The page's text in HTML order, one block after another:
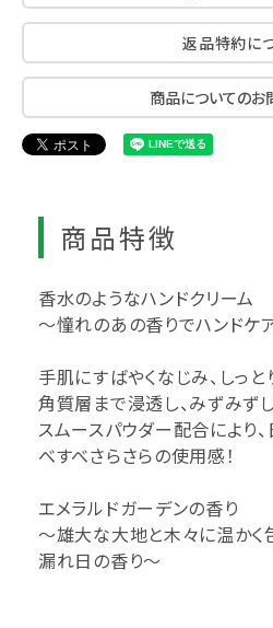
返品特約に
商品についてのお
商品特徴
香水のようなハンドクリーム
～憧れのあの香りでハンドケ
手肌にすばやくなじみ、しっと
角質層まで浸透し、みずみず
スムースパウダー配合により
べすべさらさらの使用感！
エメラルドガーデンの香り
～雄大な大地と木々に温かく
漏れ日の香り～